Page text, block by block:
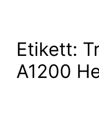
Etikett:
A1200